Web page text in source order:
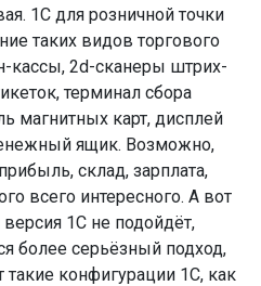
1С для розничной точки
таких видов торгового
кассы, 2d-сканеры штрих-
терминал сбора
магнитных карт, дисплей
ящик. Возможно,
склад, зарплата,
всего интересного. А вот
1С не подойдёт,
более серьёзный подход,
конфигурации 1С, как